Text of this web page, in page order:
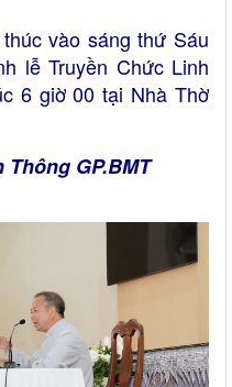
vào sáng thứ Sáu
lễ Truyền Chức Linh
6 giờ 00 tại Nhà Thờ
Thông GP.BMT